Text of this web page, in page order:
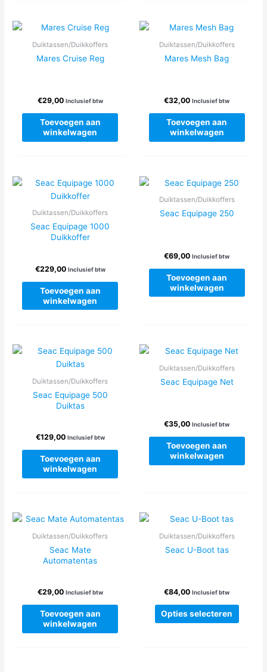
Duiktassen/Duikkoffers
Mares Cruise Reg
€29,00 Inclusief btw
Toevoegen aan
winkelwagen
Duiktassen/Duikkoffers
Mares Mesh Bag
€32,00 Inclusief btw
Toevoegen aan
winkelwagen
Duiktassen/Duikkoffers
Seac Equipage 1000
Duikkoffer
€229,00 Inclusief btw
Toevoegen aan
winkelwagen
Duiktassen/Duikkoffers
Seac Equipage 250
€69,00 Inclusief btw
Toevoegen aan
winkelwagen
Duiktassen/Duikkoffers
Seac Equipage 500
Duiktas
€129,00 Inclusief btw
Toevoegen aan
winkelwagen
Duiktassen/Duikkoffers
Seac Equipage Net
€35,00 Inclusief btw
Toevoegen aan
winkelwagen
Duiktassen/Duikkoffers
Seac Mate
Automatentas
€29,00 Inclusief btw
Toevoegen aan
winkelwagen
Duiktassen/Duikkoffers
Seac U-Boot tas
€84,00 Inclusief btw
Opties selecteren
Dit